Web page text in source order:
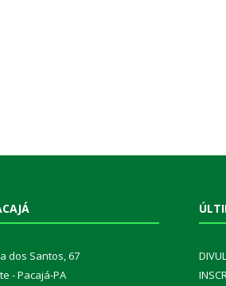
dos Santos, 67
- Pacajá-PA